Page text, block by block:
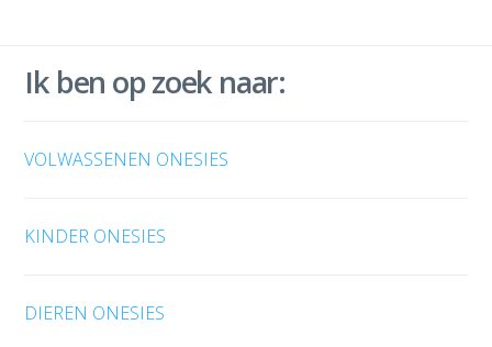
Ik ben op zoek naar:
VOLWASSENEN ONESIES
KINDER ONESIES
DIEREN ONESIES